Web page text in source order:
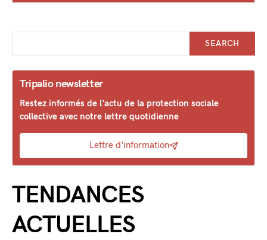
SEARCH
Tripalio newsletter
Restez informés de l'actu de la protection sociale
collective avec notre lettre quotidienne
Lettre d'information
TENDANCES
ACTUELLES